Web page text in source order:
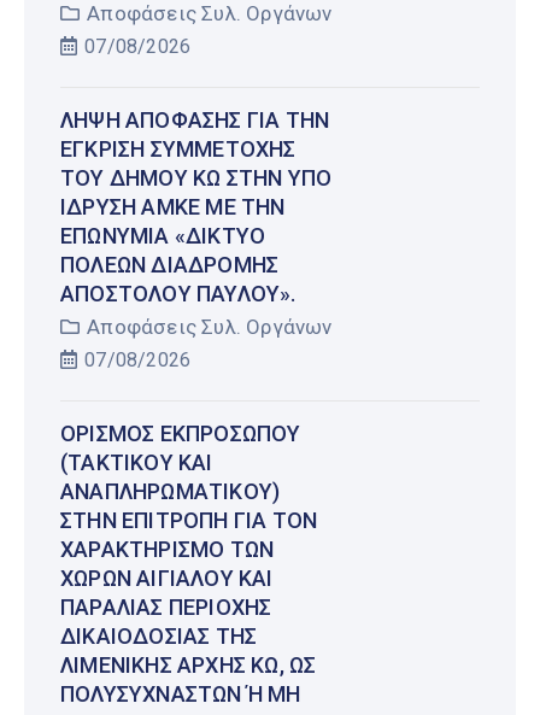
Αποφάσεις Συλ. Οργάνων
07/08/2026
ΛΉΨΗ ΑΠΌΦΑΣΗΣ ΓΙΑ ΤΗΝ
ΈΓΚΡΙΣΗ ΣΥΜΜΕΤΟΧΉΣ
ΤΟΥ ΔΉΜΟΥ ΚΩ ΣΤΗΝ ΥΠΌ
ΊΔΡΥΣΗ ΑΜΚΕ ΜΕ ΤΗΝ
ΕΠΩΝΥΜΊΑ «ΔΊΚΤΥΟ
ΠΌΛΕΩΝ ΔΙΑΔΡΟΜΉΣ
ΑΠΟΣΤΌΛΟΥ ΠΑΎΛΟΥ».
Αποφάσεις Συλ. Οργάνων
07/08/2026
ΟΡΙΣΜΌΣ ΕΚΠΡΟΣΏΠΟΥ
(ΤΑΚΤΙΚΟΎ ΚΑΙ
ΑΝΑΠΛΗΡΩΜΑΤΙΚΟΎ)
ΣΤΗΝ ΕΠΙΤΡΟΠΉ ΓΙΑ ΤΟΝ
ΧΑΡΑΚΤΗΡΙΣΜΌ ΤΩΝ
ΧΏΡΩΝ ΑΙΓΙΑΛΟΎ ΚΑΙ
ΠΑΡΑΛΊΑΣ ΠΕΡΙΟΧΉΣ
ΔΙΚΑΙΟΔΟΣΊΑΣ ΤΗΣ
ΛΙΜΕΝΙΚΉΣ ΑΡΧΉΣ ΚΩ, ΩΣ
ΠΟΛΥΣΎΧΝΑΣΤΩΝ Ή ΜΗ Έ